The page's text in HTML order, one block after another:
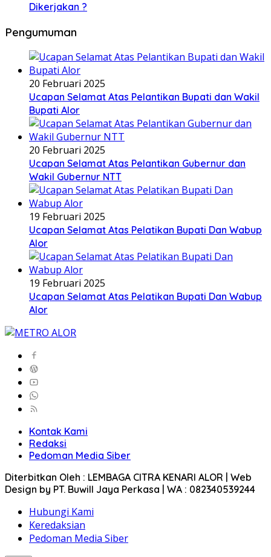
Dikerjakan ?
Pengumuman
20 Februari 2025
Ucapan Selamat Atas Pelantikan Bupati dan Wakil
Bupati Alor
20 Februari 2025
Ucapan Selamat Atas Pelantikan Gubernur dan
Wakil Gubernur NTT
19 Februari 2025
Ucapan Selamat Atas Pelatikan Bupati Dan Wabup
Alor
19 Februari 2025
Ucapan Selamat Atas Pelatikan Bupati Dan Wabup
Alor
Kontak Kami
Redaksi
Pedoman Media Siber
Diterbitkan Oleh : LEMBAGA CITRA KENARI ALOR | Web
Design by PT. Buwill Jaya Perkasa | WA : 082340539244
Hubungi Kami
Keredaksian
Pedoman Media Siber